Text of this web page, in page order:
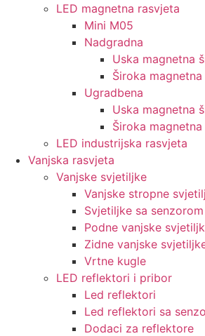
LED magnetna rasvjeta
Mini M05
Nadgradna
Uska magnetna
Široka
Ugradbena
Uska magnetna
Široka magnetna
LED industrijska rasvjeta
Vanjska rasvjeta
Vanjske svjetiljke
Vanjske stropne
Svjetiljke sa senzorom
Podne vanjske
Zidne vanjske
Vrtne kugle
LED reflektori i pribor
Led reflektori
Led reflektori sa
Dodaci za reflektore